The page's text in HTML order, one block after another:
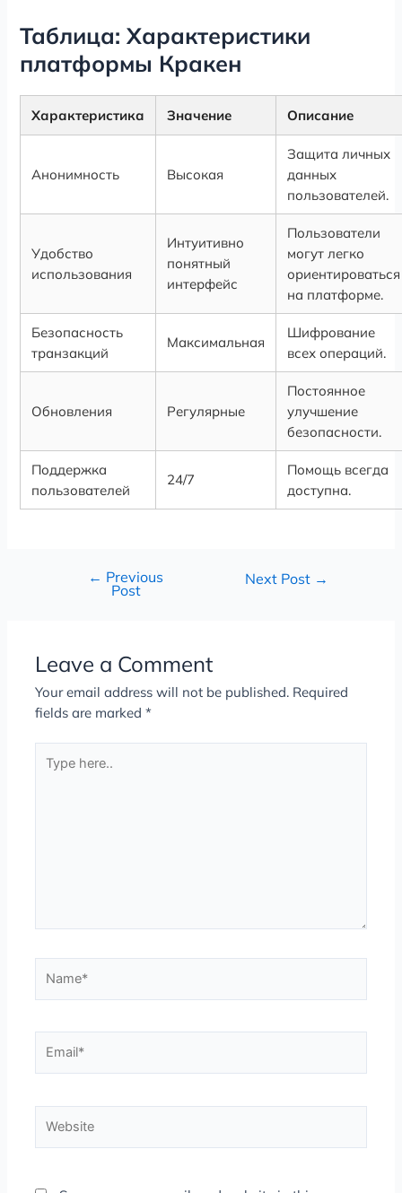
Таблица: Характеристики
платформы Кракен
Характеристика Значение Описание
Анонимность Высокая
Защита личных
данных
пользователей.
Удобство
использования
Интуитивно
понятный
интерфейс
Пользователи
могут легко
ориентироваться
на платформе.
Безопасность
транзакций
Максимальная
Шифрование
всех операций.
Обновления Регулярные
Постоянное
улучшение
безопасности.
Поддержка
пользователей
24/7
Помощь всегда
доступна.
← Previous
Post
Next Post →
Leave a Comment
Your email address will not be published. Required
fields are marked*
here..